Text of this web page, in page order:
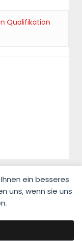
ein besseres
uns, wenn sie uns
Qualifikation
e.V.